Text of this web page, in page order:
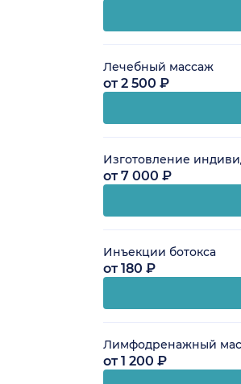
Лечебный массаж
от 2 500 ₽
Изготовление
от 7 000 ₽
Инъекции ботокса
от 180 ₽
Лимфодренажный
от 1 200 ₽